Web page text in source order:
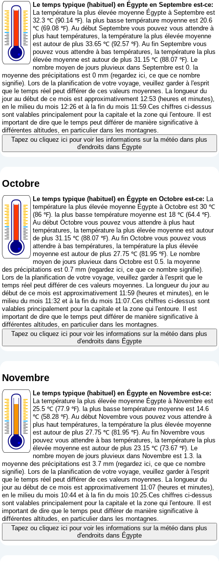
Le temps typique (habituel) en Égypte en Septembre est-ce:
La température la plus élevée moyenne Égypte à Septembre est
32.3 ℃ (90.14 ℉). la plus basse température moyenne est 20.6
℃ (69.08 ℉). Au début Septembre vous pouvez vous attendre à
plus haut températures, la température la plus élevée moyenne
est autour de plus 33.65 ℃ (92.57 ℉). Au fin Septembre vous
pouvez vous attendre à bas températures, la température la plus
élevée moyenne est autour de plus 31.15 ℃ (88.07 ℉). Le
nombre moyen de jours pluvieux dans Septembre est 0. la
moyenne des précipitations est 0 mm (regardez ici, ce que ce nombre
signifie). Lors de la planification de votre voyage, veuillez garder à l'esprit
que le temps réel peut différer de ces valeurs moyennes. La longueur du
jour au début de ce mois est approximativement 12:53 (heures et minutes),
en le milieu du mois 12:26 et à la fin du mois 11:59.Ces chiffres ci-dessus
sont valables principalement pour la capitale et la zone qui l'entoure. Il est
important de dire que le temps peut différer de manière significative à
différentes altitudes, en particulier dans les montagnes.
Tapez ou cliquez ici pour voir les informations sur la météo dans plus
d'endroits dans Égypte
Octobre
Le temps typique (habituel) en Égypte en Octobre est-ce: La
température la plus élevée moyenne Égypte à Octobre est 30 ℃
(86 ℉). la plus basse température moyenne est 18 ℃ (64.4 ℉).
Au début Octobre vous pouvez vous attendre à plus haut
températures, la température la plus élevée moyenne est autour
de plus 31.15 ℃ (88.07 ℉). Au fin Octobre vous pouvez vous
attendre à bas températures, la température la plus élevée
moyenne est autour de plus 27.75 ℃ (81.95 ℉). Le nombre
moyen de jours pluvieux dans Octobre est 0.5. la moyenne
des précipitations est 0.7 mm (regardez ici, ce que ce nombre signifie).
Lors de la planification de votre voyage, veuillez garder à l'esprit que le
temps réel peut différer de ces valeurs moyennes. La longueur du jour au
début de ce mois est approximativement 11:59 (heures et minutes), en le
milieu du mois 11:32 et à la fin du mois 11:07.Ces chiffres ci-dessus sont
valables principalement pour la capitale et la zone qui l'entoure. Il est
important de dire que le temps peut différer de manière significative à
différentes altitudes, en particulier dans les montagnes.
Tapez ou cliquez ici pour voir les informations sur la météo dans plus
d'endroits dans Égypte
Novembre
Le temps typique (habituel) en Égypte en Novembre est-ce:
La température la plus élevée moyenne Égypte à Novembre est
25.5 ℃ (77.9 ℉). la plus basse température moyenne est 14.6
℃ (58.28 ℉). Au début Novembre vous pouvez vous attendre à
plus haut températures, la température la plus élevée moyenne
est autour de plus 27.75 ℃ (81.95 ℉). Au fin Novembre vous
pouvez vous attendre à bas températures, la température la plus
élevée moyenne est autour de plus 23.15 ℃ (73.67 ℉). Le
nombre moyen de jours pluvieux dans Novembre est 1.3. la
moyenne des précipitations est 3.7 mm (regardez ici, ce que ce nombre
signifie). Lors de la planification de votre voyage, veuillez garder à l'esprit
que le temps réel peut différer de ces valeurs moyennes. La longueur du
jour au début de ce mois est approximativement 11:07 (heures et minutes),
en le milieu du mois 10:44 et à la fin du mois 10:25.Ces chiffres ci-dessus
sont valables principalement pour la capitale et la zone qui l'entoure. Il est
important de dire que le temps peut différer de manière significative à
différentes altitudes, en particulier dans les montagnes.
Tapez ou cliquez ici pour voir les informations sur la météo dans plus
d'endroits dans Égypte